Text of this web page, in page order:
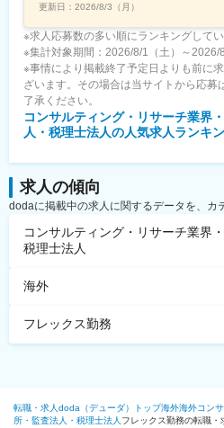
更新日： 2026/8/3（月）
※求人応募数の多い順にランキングして
※集計対象期間：2026/8/1（土）～2026/
※事情により掲載終了予定日よりも前に
ざいます。その場合は当サイトから応募
了承ください。
コンサルティング・リサーチ業界
人・税理士法人の人気求人ランキ
求人の傾向
dodaに掲載中の求人に関するデータを、カ
コンサルティング・リサーチ業界
税理士法人
海外
フレックス勤務
転職・求人doda（デューダ）トップ海外海外コン
所・監査法人・税理士法人 フレックス勤務の転職・